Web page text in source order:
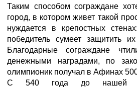
Таким способом сограждане
город, в котором живет такой
нуждается в крепостных
победитель сумеет защитить
Благодарные сограждане
денежными наградами, по
олимпионик получал в Афинах
С 540 года до нашей